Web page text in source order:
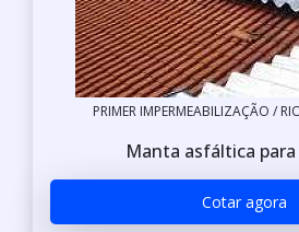
PRIMER IMPERMEABILIZAÇÃO /
Manta asfáltica
Cotar agora